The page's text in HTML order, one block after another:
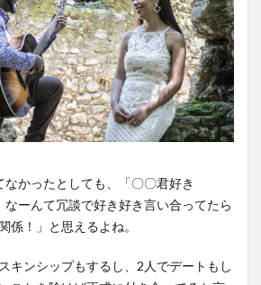
かったとしても、「〇〇君好き
なーんて冗談で好き好き言い合ってたら
係！」と思えるよね。
キンシップもするし、2人でデートもし